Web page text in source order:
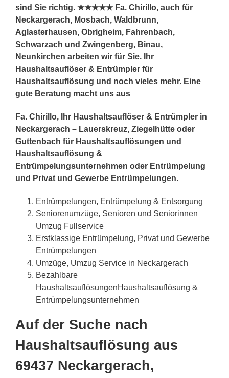
sind Sie richtig. ★★★★★ Fa. Chirillo, auch für
Neckargerach, Mosbach, Waldbrunn,
Aglasterhausen, Obrigheim, Fahrenbach,
Schwarzach und Zwingenberg, Binau,
Neunkirchen arbeiten wir für Sie. Ihr
Haushaltsauflöser & Entrümpler für
Haushaltsauflösung und noch vieles mehr. Eine
gute Beratung macht uns aus
Fa. Chirillo, Ihr Haushaltsauflöser & Entrümpler in
Neckargerach – Lauerskreuz, Ziegelhütte oder
Guttenbach für Haushaltsauflösungen und
Haushaltsauflösung &
Entrümpelungsunternehmen oder Entrümpelung
und Privat und Gewerbe Entrümpelungen.
Entrümpelungen, Entrümpelung & Entsorgung
Seniorenumzüge, Senioren und Seniorinnen
Umzug Fullservice
Erstklassige Entrümpelung, Privat und Gewerbe
Entrümpelungen
Umzüge, Umzug Service in Neckargerach
Bezahlbare
HaushaltsauflösungenHaushaltsauflösung &
Entrümpelungsunternehmen
Auf der Suche nach
Haushaltsauflösung aus
69437 Neckargerach,